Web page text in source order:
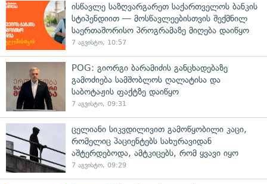
ისწავლე საზღვარგარეთ საქართველოს ბანკის
სტიპენდიით — მოსწავლეებისთვის შექმნილ
საერთაშორისო პროგრამაზე მიღება დაიწყო
7 აგვისტო, 10:57
POG: გიორგი ბარამიძის განცხადებაზე
გამოძიება სამშობლოს ღალატისა და
საბოტაჟის ფაქტზე დაიწყო
7 აგვისტო, 09:31
ცელიანი სიკვდილივით გამოწყობილი კაცი,
რომელიც პაციენტებს სახურავიდან
აშტერდებოდა, ამტკიცებს, რომ ყვავი იყო
7 აგვისტო, 09:29